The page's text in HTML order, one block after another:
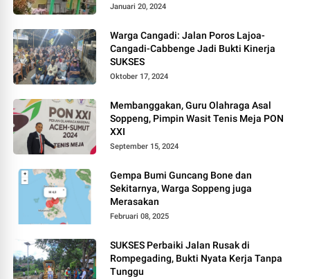
Januari 20, 2024
Warga Cangadi: Jalan Poros Lajoa-
Cangadi-Cabbenge Jadi Bukti Kinerja
SUKSES
Oktober 17, 2024
Membanggakan, Guru Olahraga Asal
Soppeng, Pimpin Wasit Tenis Meja PON
XXI
September 15, 2024
Gempa Bumi Guncang Bone dan
Sekitarnya, Warga Soppeng juga
Merasakan
Februari 08, 2025
SUKSES Perbaiki Jalan Rusak di
Rompegading, Bukti Nyata Kerja Tanpa
Tunggu